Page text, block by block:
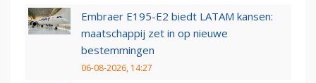
Embraer E195-E2 biedt LATAM kansen:
maatschappij zet in op nieuwe
bestemmingen
06-08-2026, 14:27